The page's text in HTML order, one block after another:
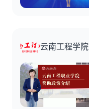
云南工程学院